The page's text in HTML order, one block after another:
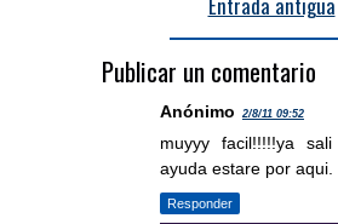
Publicar un comentario
Anónimo 2/8/11 09:52
muyyy facil!!!!!ya
ayuda estare por aqui.
Responder